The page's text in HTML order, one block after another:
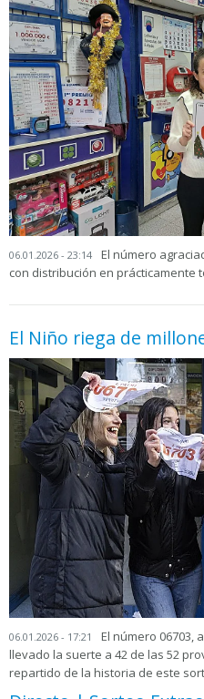
06.01.2026 - 23:14
El número
con distribución en prácticamente
El Niño riega de
06.01.2026 - 17:21
El número 06703,
llevado la suerte a 42 de las 52
repartido de la historia de este